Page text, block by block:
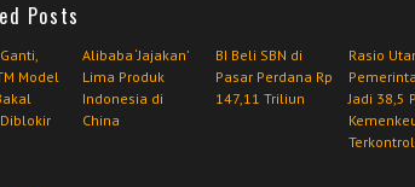
Posts
Model
Alibaba ‘Jajakan’
Lima Produk
Indonesia di
China
BI Beli SBN di
Pasar Perdana Rp
147,11 Triliun
Rasio
Jadi 38,5
Terkontrol